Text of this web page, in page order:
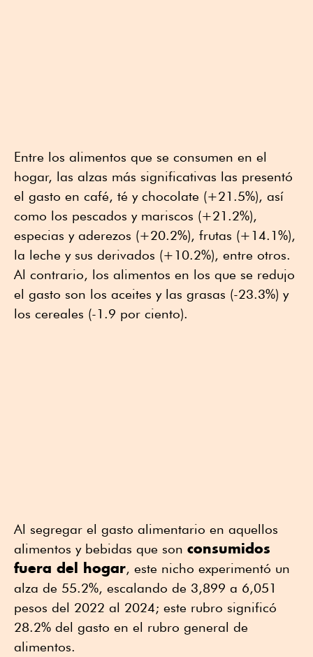
Entre los alimentos que se consumen en el
hogar, las alzas más significativas las presentó
el gasto en café, té y chocolate (+21.5%), así
como los pescados y mariscos (+21.2%),
especias y aderezos (+20.2%), frutas (+14.1%),
la leche y sus derivados (+10.2%), entre otros.
Al contrario, los alimentos en los que se redujo
el gasto son los aceites y las grasas (-23.3%) y
los cereales (-1.9 por ciento).
Al segregar el gasto alimentario en aquellos
alimentos y bebidas que son consumidos
fuera del hogar, este nicho experimentó un
alza de 55.2%, escalando de 3,899 a 6,051
pesos del 2022 al 2024; este rubro significó
28.2% del gasto en el rubro general de
alimentos.